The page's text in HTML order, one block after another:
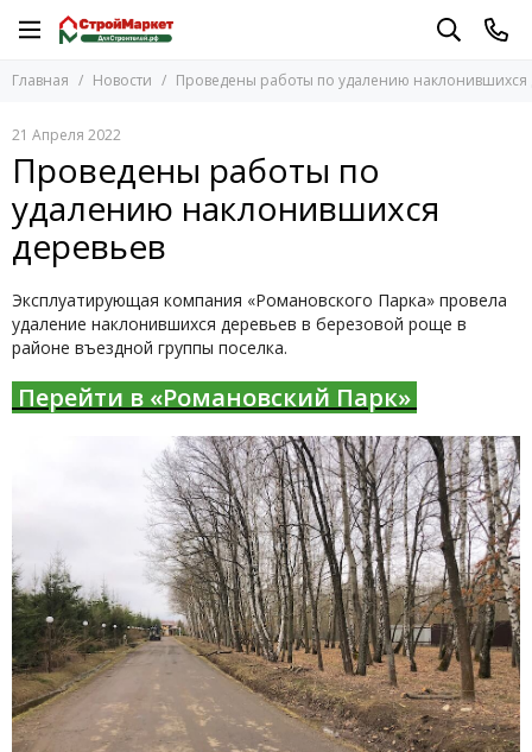
Главная Новости Проведены работы по удалению наклонившихся
21 Апреля 2022
Проведены работы по
удалению наклонившихся
деревьев
Эксплуатирующая компания «Романовского Парка» провела
удаление наклонившихся деревьев в березовой роще в
районе въездной группы поселка.
Перейти в «Романовский Парк»